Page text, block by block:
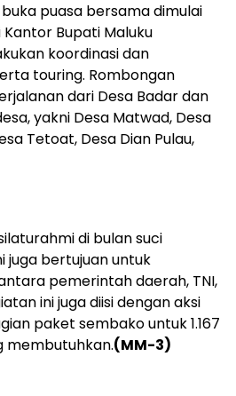
puasa bersama dimulai
Bupati Maluku
koordinasi dan
touring. Rombongan
dari Desa Badar dan
yakni Desa Matwad, Desa
Tetoat, Desa Dian Pulau,
di bulan suci
juga bertujuan untuk
pemerintah daerah, TNI,
ini juga diisi dengan aksi
paket sembako untuk 1.167
membutuhkan.(MM-3)